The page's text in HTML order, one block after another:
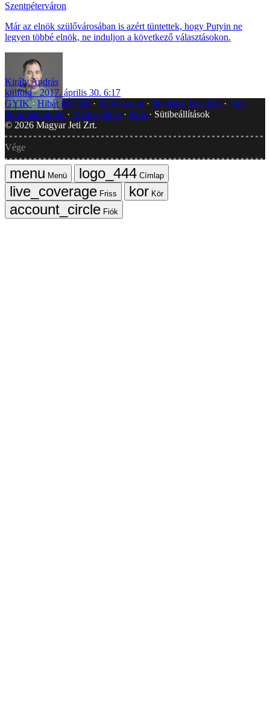
Szentpéterváron
Már az elnök szülővárosában is azért tüntettek, hogy Putyin ne
legyen többé elnök, ne induljon a következő választásokon.
Király András
külföld
2017. április 30. 6:17
GYIK Hibát jelentek Impresszum Javítások kezelése
Jogi
dokumentumok
Médiaajánlat RSS
Sütibeállítások
© 2026 Magyar Jeti Zrt.
Vége
Menü
Címlap
Friss
Kör
Fiók